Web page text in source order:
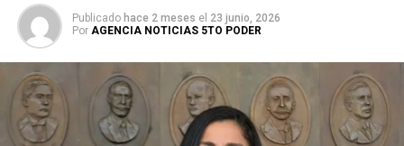
Durante su encargo en la Cámara Alta, Gino Segura centró
su agenda legislativa en iniciativas orientadas a
Publicado hace 2 meses el 23 junio, 2026
Por AGENCIA NOTICIAS 5TO PODER